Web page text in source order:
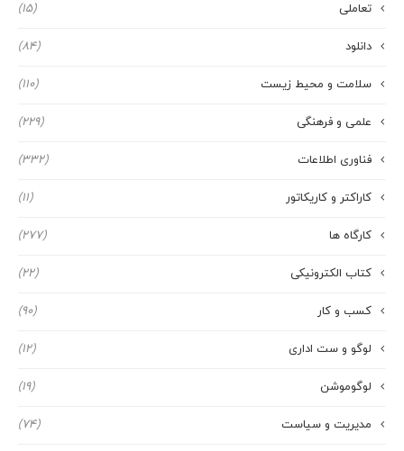
تعاملی (15)
دانلود (84)
سلامت و محیط زیست (110)
علمی و فرهنگی (229)
فناوری اطلاعات (332)
کاراکتر و کاریکاتور (11)
کارگاه ها (277)
کتاب الکترونیکی (22)
کسب و کار (90)
لوگو و ست اداری (12)
لوگوموشن (19)
مدیریت و سیاست (74)